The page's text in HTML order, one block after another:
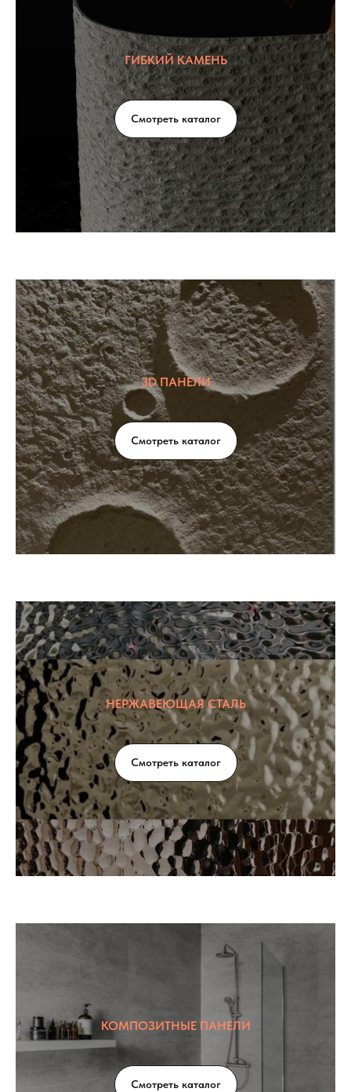
ГИБКИЙ КАМЕНЬ
Смотреть каталог
3D ПАНЕЛИ
Смотреть каталог
НЕРЖАВЕЮЩАЯ СТАЛЬ
Смотреть каталог
КОМПОЗИТНЫЕ ПАНЕЛИ
Смотреть каталог